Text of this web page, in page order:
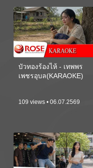
บัวทองร้องไห้ - เทพพร
เพชรอุบล(KARAOKE)
109 views • 06.07.2569